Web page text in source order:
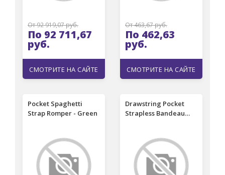
От 92 919,07 руб.
По 92 711,67
руб.
СМОТРИТЕ НА САЙТЕ
От 463,67 руб.
По 462,63
руб.
СМОТРИТЕ НА САЙТЕ
Pocket Spaghetti
Strap Romper - Green
Drawstring Pocket
Strapless Bandeau